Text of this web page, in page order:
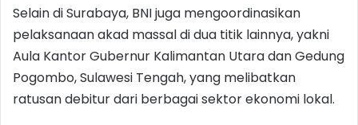
Selain di Surabaya, BNI juga mengoordinasikan
pelaksanaan akad massal di dua titik lainnya, yakni
Aula Kantor Gubernur Kalimantan Utara dan Gedung
Pogombo, Sulawesi Tengah, yang melibatkan
ratusan debitur dari berbagai sektor ekonomi lokal.